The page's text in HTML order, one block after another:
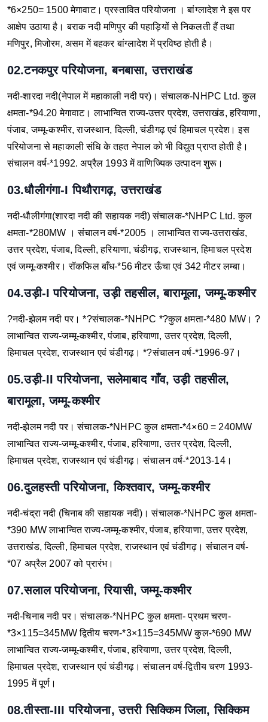
*6×250= 1500 मेगावाट। प्रस्तावित परियोजना । बांग्लादेश ने इस पर
आक्षेप उठाया है। बराक नदी मणिपुर की पहाड़ियों से निकलती हैं तथा
मणिपुर, मिजोरम, असम में बहकर बांग्लादेश में प्रविष्ठ होती है।
02.टनकपुर परियोजना, बनबासा, उत्तराखंड
नदी-शारदा नदी(नेपाल में महाकाली नदी पर)। संचालक-NHPC Ltd. कुल
क्षमता-*94.20 मेगावाट। लाभान्वित राज्य-उत्तर प्रदेश, उत्तराखंड, हरियाणा,
पंजाब, जम्मू-कश्मीर, राजस्थान, दिल्ली, चंडीगढ़ एवं हिमाचल प्रदेश। इस
परियोजना से महाकाली संधि के तहत नेपाल को भी विद्युत प्राप्त होती है।
संचालन वर्ष-*1992. अप्रैल 1993 में वाणिज्यिक उत्पादन शुरू।
03.धौलीगंगा-I पिथौरागढ़, उत्तराखंड
नदी-धौलीगंगा(शारदा नदी की सहायक नदी) संचालक-*NHPC Ltd. कुल
क्षमता-*280MW । संचालन वर्ष-*2005 । लाभान्वित राज्य-उत्तराखंड,
उत्तर प्रदेश, पंजाब, दिल्ली, हरियाणा, चंडीगढ़, राजस्थान, हिमाचल प्रदेश
एवं जम्मू-कश्मीर। रॉकफिल बाँध-*56 मीटर ऊँचा एवं 342 मीटर लम्बा।
04.उड़ी-I परियोजना, उड़ी तहसील, बारामूला, जम्मू-कश्मीर
?नदी-झेलम नदी पर। *?संचालक-*NHPC *?कुल क्षमता-*480 MW। ?
लाभान्वित राज्य-जम्मू-कश्मीर, पंजाब, हरियाणा, उत्तर प्रदेश, दिल्ली,
हिमाचल प्रदेश, राजस्थान एवं चंडीगढ़। *?संचालन वर्ष-*1996-97।
05.उड़ी-II परियोजना, सलेमाबाद गाँव, उड़ी तहसील,
बारामूला, जम्मू-कश्मीर
नदी-झेलम नदी पर। संचालक-*NHPC कुल क्षमता-*4×60 = 240MW
लाभान्वित राज्य-जम्मू-कश्मीर, पंजाब, हरियाणा, उत्तर प्रदेश, दिल्ली,
हिमाचल प्रदेश, राजस्थान एवं चंडीगढ़। संचालन वर्ष-*2013-14।
06.दुलहस्ती परियोजना, किश्तवार, जम्मू-कश्मीर
नदी-चंद्रा नदी (चिनाब की सहायक नदी)। संचालक-*NHPC कुल क्षमता-
*390 MW लाभान्वित राज्य-जम्मू-कश्मीर, पंजाब, हरियाणा, उत्तर प्रदेश,
उत्तराखंड, दिल्ली, हिमाचल प्रदेश, राजस्थान एवं चंडीगढ़। संचालन वर्ष-
*07 अप्रैल 2007 को प्रारंभ।
07.सलाल परियोजना, रियासी, जम्मू-कश्मीर
नदी-चिनाब नदी पर। संचालक-*NHPC कुल क्षमता- प्रथम चरण-
*3×115=345MW द्वितीय चरण-*3×115=345MW कुल-*690 MW
लाभान्वित राज्य-जम्मू-कश्मीर, पंजाब, हरियाणा, उत्तर प्रदेश, दिल्ली,
हिमाचल प्रदेश, राजस्थान एवं चंडीगढ़। संचालन वर्ष-द्वितीय चरण 1993-
1995 में पूर्ण।
08.तीस्ता-III परियोजना, उत्तरी सिक्किम जिला, सिक्किम